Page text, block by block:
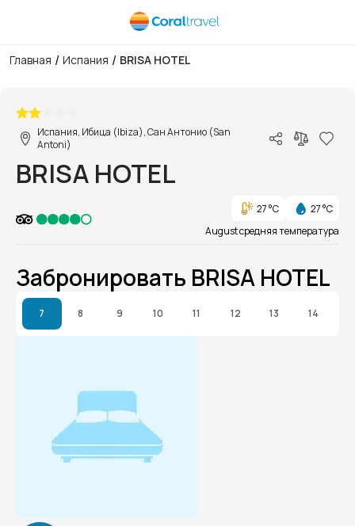
Главная / Испания / BRISA HOTEL
Испания, Ибица (Ibiza), Сан Антонио (San
Antoni)
BRISA HOTEL
27 °C
27 °C
August средняя температура
Забронировать BRISA HOTEL
7 8 9 10 11 12 13 14